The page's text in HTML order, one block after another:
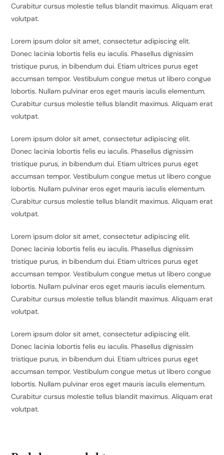
Curabitur cursus molestie tellus blandit maximus. Aliquam erat
volutpat.
Lorem ipsum dolor sit amet, consectetur adipiscing elit.
Donec lacinia lobortis felis eu iaculis. Phasellus dignissim
tristique purus, in bibendum dui. Etiam ultrices purus eget
accumsan tempor. Vestibulum congue metus ut libero congue
lobortis. Nullam pulvinar eros eget mauris iaculis elementum.
Curabitur cursus molestie tellus blandit maximus. Aliquam erat
volutpat.
Lorem ipsum dolor sit amet, consectetur adipiscing elit.
Donec lacinia lobortis felis eu iaculis. Phasellus dignissim
tristique purus, in bibendum dui. Etiam ultrices purus eget
accumsan tempor. Vestibulum congue metus ut libero congue
lobortis. Nullam pulvinar eros eget mauris iaculis elementum.
Curabitur cursus molestie tellus blandit maximus. Aliquam erat
volutpat.
Lorem ipsum dolor sit amet, consectetur adipiscing elit.
Donec lacinia lobortis felis eu iaculis. Phasellus dignissim
tristique purus, in bibendum dui. Etiam ultrices purus eget
accumsan tempor. Vestibulum congue metus ut libero congue
lobortis. Nullam pulvinar eros eget mauris iaculis elementum.
Curabitur cursus molestie tellus blandit maximus. Aliquam erat
volutpat.
Lorem ipsum dolor sit amet, consectetur adipiscing elit.
Donec lacinia lobortis felis eu iaculis. Phasellus dignissim
tristique purus, in bibendum dui. Etiam ultrices purus eget
accumsan tempor. Vestibulum congue metus ut libero congue
lobortis. Nullam pulvinar eros eget mauris iaculis elementum.
Curabitur cursus molestie tellus blandit maximus. Aliquam erat
volutpat.